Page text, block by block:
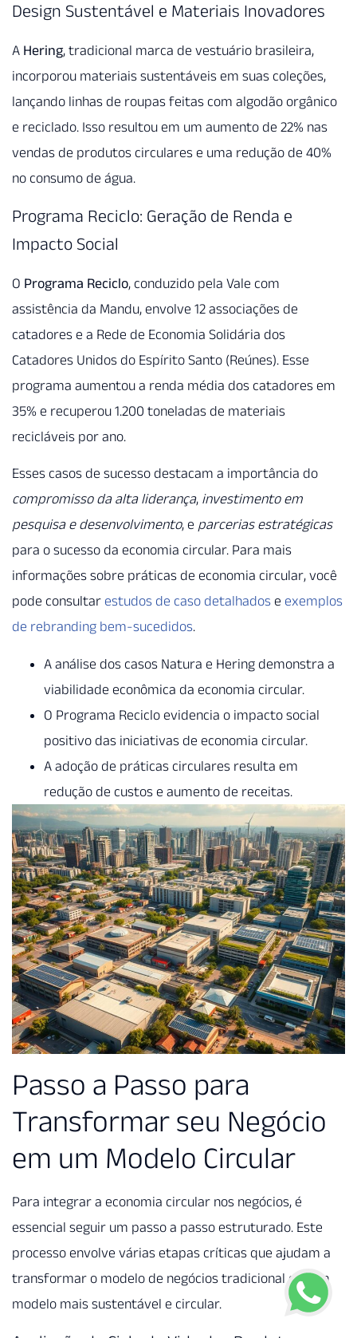
Design Sustentável e Materiais Inovadores
A Hering, tradicional marca de vestuário brasileira,
incorporou materiais sustentáveis em suas coleções,
lançando linhas de roupas feitas com algodão orgânico
e reciclado. Isso resultou em um aumento de 22% nas
vendas de produtos circulares e uma redução de 40%
no consumo de água.
Programa Reciclo: Geração de Renda e
Impacto Social
O Programa Reciclo, conduzido pela Vale com
assistência da Mandu, envolve 12 associações de
catadores e a Rede de Economia Solidária dos
Catadores Unidos do Espírito Santo (Reúnes). Esse
programa aumentou a renda média dos catadores em
35% e recuperou 1.200 toneladas de materiais
recicláveis por ano.
Esses casos de sucesso destacam a importância do
compromisso da alta liderança, investimento em
pesquisa e desenvolvimento, e parcerias estratégicas
para o sucesso da economia circular. Para mais
informações sobre práticas de economia circular, você
pode consultar estudos de caso detalhados e exemplos
de rebranding bem-sucedidos.
A análise dos casos Natura e Hering demonstra a
viabilidade econômica da economia circular.
O Programa Reciclo evidencia o impacto social
positivo das iniciativas de economia circular.
A adoção de práticas circulares resulta em
redução de custos e aumento de receitas.
Passo a Passo para
Transformar seu Negócio
em um Modelo Circular
Para integrar a economia circular nos negócios, é
essencial seguir um passo a passo estruturado. Este
processo envolve várias etapas críticas que ajudam a
transformar o modelo de negócios tradicional em um
modelo mais sustentável e circular.